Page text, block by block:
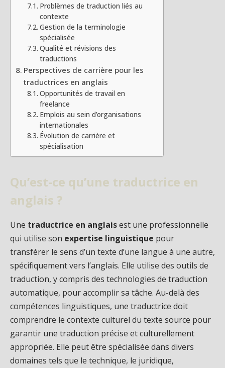
Problèmes de traduction liés au
contexte
Gestion de la terminologie
spécialisée
Qualité et révisions des
traductions
Perspectives de carrière pour les
traductrices en anglais
Opportunités de travail en
freelance
Emplois au sein d’organisations
internationales
Évolution de carrière et
spécialisation
Qu’est-ce qu’une traductrice en
anglais ?
Une traductrice en anglaisest une professionnelle
qui utilise son expertise linguistique pour
transférer le sens d’un texte d’une langue à une autre,
spécifiquement vers l’anglais. Elle utilise des outils de
traduction, y compris des technologies de traduction
automatique, pour accomplir sa tâche. Au-delà des
compétences linguistiques, une traductrice doit
comprendre le contexte culturel du texte source pour
garantir une traduction précise et culturellement
appropriée. Elle peut être spécialisée dans divers
domaines tels que le technique, le juridique,